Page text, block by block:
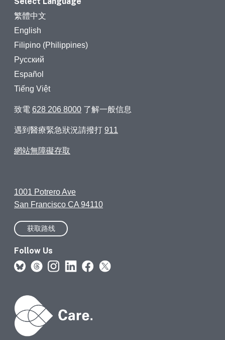
繁體中文
English
Filipino (Philippines)
Русский
Español
Tiếng Việt
致電 628 206 8000 了解一般信息
遇到醫療緊急狀況請撥打 911
網站無障礙存取
1001 Potrero Ave
San Francisco CA 94110
获取路线
Follow Us